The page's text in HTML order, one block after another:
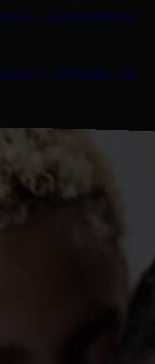
— la recompra es
fijo · 1–36 meses · sin